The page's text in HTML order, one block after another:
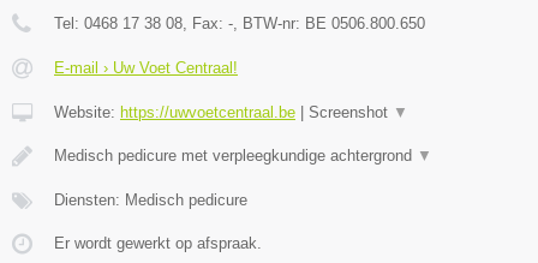
Tel: 0468 17 38 08 , Fax: - , BTW-nr: BE 0506.800.650
E-mail › Uw Voet Centraal!
Website: https://uwvoetcentraal.be Screenshot ▼
Medisch pedicure met verpleegkundige achtergrond ▼
Diensten: Medisch pedicure
Er wordt gewerkt op afspraak.